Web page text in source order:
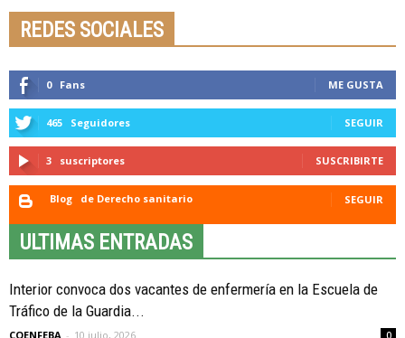
REDES SOCIALES
0 Fans ME GUSTA
465 Seguidores SEGUIR
3 suscriptores SUSCRIBIRTE
Blog de Derecho sanitario SEGUIR
ULTIMAS ENTRADAS
Interior convoca dos vacantes de enfermería en la Escuela de
Tráfico de la Guardia...
COENFEBA - 10 julio, 2026 0